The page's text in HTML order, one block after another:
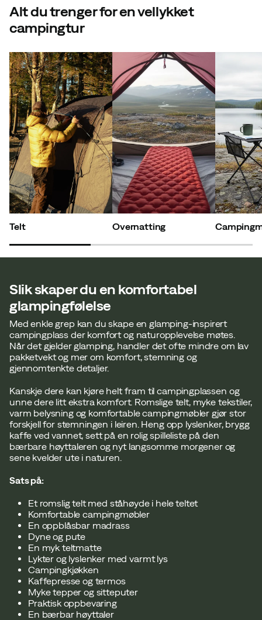
Alt du trenger for en vellykket
campingtur
Telt Overnatting
Slik skaper du en komfortabel
glampingfølelse
Med enkle grep kan du skape en glamping-inspirert
campingplass der komfort og naturopplevelse møtes.
Når det gjelder glamping, handler det ofte mindre om lav
pakketvekt og mer om komfort, stemning og
gjennomtenkte detaljer.
Kanskje dere kan kjøre helt fram til campingplassen og
unne dere litt ekstra komfort. Romslige telt, myke tekstiler,
varm belysning og komfortable campingmøbler gjør stor
forskjell for stemningen i leiren. Heng opp lyslenker, brygg
kaffe ved vannet, sett på en rolig spilleliste på den
bærbare høyttaleren og nyt langsomme morgener og
sene kvelder ute i naturen.
Sats på:
Et romslig telt med ståhøyde i hele teltet
Komfortable campingmøbler
En oppblåsbar madrass
Dyne og pute
En myk teltmatte
Lykter og lyslenker med varmt lys
Campingkjøkken
Kaffepresse og termos
Myke tepper og sitteputer
Praktisk oppbevaring
En bærbar høyttaler